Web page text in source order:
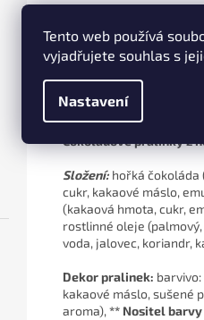
Tento web používá
vyjadřujete souhlas s
Nastavení
Popis Diskuze
Detailní popis
Čokoládové pralinky z
Složení: hořká čokoláda
cukr, kakaové máslo,
(kakaová hmota, cukr,
rostlinné oleje
voda, jalovec, koriandr,
Dekor pralinek: barvivo:
kakaové máslo, sušené
aroma), ** Nositel barvy